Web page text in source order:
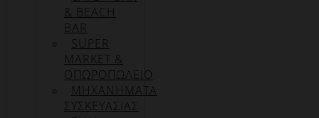
& BEACH
BAR
SUPER
MARKET &
ΟΠΩΡΟΠΩΛΕΙΟ
ΜΗΧΑΝΗΜΑΤΑ
ΣΥΣΚΕΥΑΣΙΑΣ